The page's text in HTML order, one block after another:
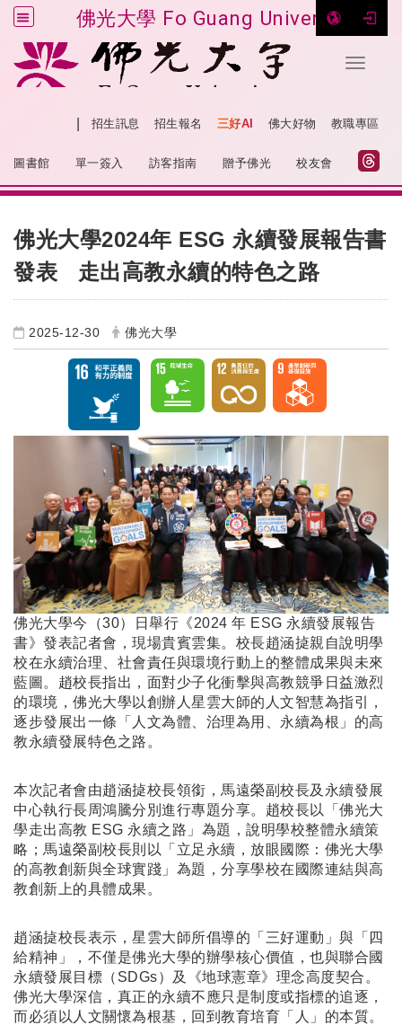
佛光大學 Fo Guang University
Toggle
跳到主要內容
招生訊息 招生報名 三好AI 佛大好物 教職專區
圖書館 單一簽入 訪客指南 贈予佛光 校友會
佛光大學2024年 ESG 永續發展報告書
發表 走出高教永續的特色之路
2025-12-30 佛光大學
佛光大學今（30）日舉行《2024 年 ESG 永續發展報告
書》發表記者會，現場貴賓雲集。校長趙涵㨗親自說明學
校在永續治理、社會責任與環境行動上的整體成果與未來
藍圖。趙校長指出，面對少子化衝擊與高教競爭日益激烈
的環境，佛光大學以創辦人星雲大師的人文智慧為指引，
逐步發展出一條「人文為體、治理為用、永續為根」的高
教永續發展特色之路。
本次記者會由趙涵㨗校長領銜，馬遠榮副校長及永續發展
中心執行長周鴻騰分別進行專題分享。趙校長以「佛光大
學走出高教 ESG 永續之路」為題，說明學校整體永續策
略；馬遠榮副校長則以「立足永續，放眼國際：佛光大學
的高教創新與全球實踐」為題，分享學校在國際連結與高
教創新上的具體成果。
趙涵㨗校長表示，星雲大師所倡導的「三好運動」與「四
給精神」，不僅是佛光大學的辦學核心價值，也與聯合國
永續發展目標（SDGs）及《地球憲章》理念高度契合。
佛光大學深信，真正的永續不應只是制度或指標的追逐，
而必須以人文關懷為根基，回到教育培育「人」的本質。